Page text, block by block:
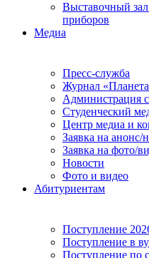
Выставочный зал
приборов
Медиа
Пресс-служба
Журнал
Администрация
Студенческий
Центр медиа и
Заявка на анонс/
Заявка на фото/
Новости
Фото и видео
Абитуриентам
Поступление
Поступление в
Поступление по